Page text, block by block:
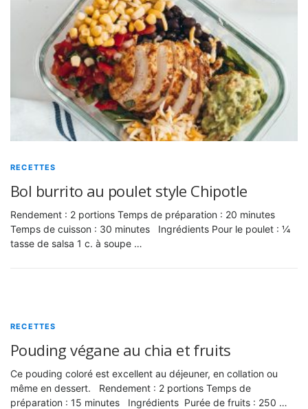
RECETTES
Bol burrito au poulet style Chipotle
Rendement : 2 portions Temps de préparation : 20 minutes
Temps de cuisson : 30 minutes Ingrédients Pour le poulet : ¼
tasse de salsa 1 c. à soupe …
RECETTES
Pouding végane au chia et fruits
Ce pouding coloré est excellent au déjeuner, en collation ou
même en dessert. Rendement : 2 portions Temps de
préparation : 15 minutes Ingrédients Purée de fruits : 250 …